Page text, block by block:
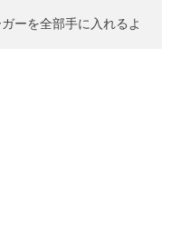
ーを全部手に入れるよ